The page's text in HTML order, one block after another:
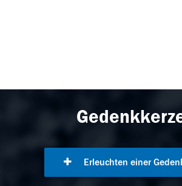
Erleuchten einer